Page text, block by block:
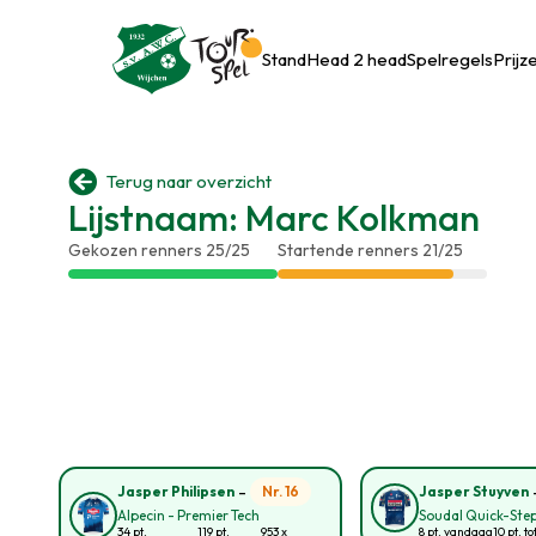
StandHead 2 headSpelregels
 Terug naar overzicht
Lijstnaam: Marc Kolkman
Gekozen renners 25/25 Startende renners 21/25
Jasper Philipsen -
Nr. 16
Alpecin - Premier Tech
34 pt. 119 pt. 953 x
Jasper Stuyven
Soudal Quick-
8 pt. vandaag10 pt.